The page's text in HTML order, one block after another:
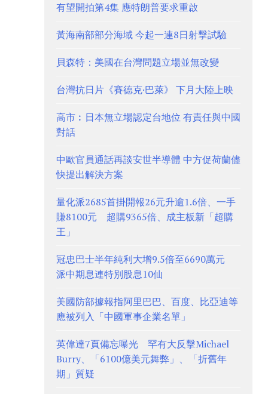
有望開拍第4集 應特朗普要求重啟
黃海南部部分海域 今起一連8日射擊試驗
貝森特：美國在台灣問題立場並無改變
台灣抗日片《賽德克·巴萊》 下月大陸上映
高市︰日本無立場認定台地位 有責任與中國
對話
中歐官員通話再談安世半導體 中方促荷蘭儘
快提出解決方案
量化派2685首掛開報26元升逾1.6倍、一手
賺8100元 超購9365倍、成主板新「超購
王」
冠忠巴士半年純利大增9.5倍至6690萬元
派中期息連特別股息10仙
美國防部據報指阿里巴巴、百度、比亞迪等
應被列入「中國軍事企業名單」
英偉達7頁備忘曝光 罕有大反擊Michael
Burry、「6100億美元舞弊」、「折舊年
期」質疑